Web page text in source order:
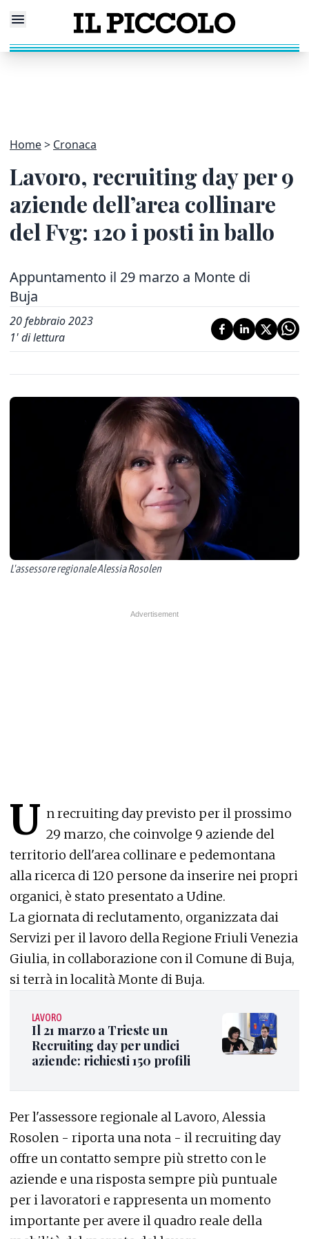
Home Cronaca
Lavoro, recruiting day per 9
aziende dell’area collinare
del Fvg: 120 i posti in ballo
Appuntamento il 29 marzo a Monte di
Buja
20 febbraio 2023
1' di lettura
L'assessore regionale Alessia Rosolen
U n recruiting day previsto per il prossimo
29 marzo, che coinvolge 9 aziende del
territorio dell'area collinare e pedemontana
alla ricerca di 120 persone da inserire nei propri
organici, è stato presentato a Udine.
La giornata di reclutamento, organizzata dai
Servizi per il lavoro della Regione Friuli Venezia
Giulia, in collaborazione con il Comune di Buja,
si terrà in località Monte di Buja.
LAVORO
Il 21 marzo a Trieste un
Recruiting day per undici
aziende: richiesti 150 profili
Per l'assessore regionale al Lavoro, Alessia
Rosolen - riporta una nota - il recruiting day
offre un contatto sempre più stretto con le
aziende e una risposta sempre più puntuale
per i lavoratori e rappresenta un momento
importante per avere il quadro reale della